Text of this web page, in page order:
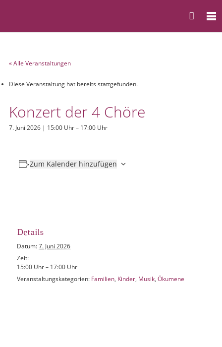
« Alle Veranstaltungen
Diese Veranstaltung hat bereits stattgefunden.
Konzert der 4 Chöre
7. Juni 2026 | 15:00 Uhr– 17:00 Uhr
Zum Kalender hinzufügen
Details
Datum: 7. Juni 2026
Zeit:
15:00 Uhr – 17:00 Uhr
Veranstaltungskategorien: Familien, Kinder, Musik,Ökumene